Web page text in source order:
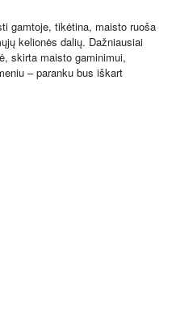
gamtoje, tikėtina, maisto ruoša
kelionės dalių. Dažniausiai
skirta maisto gaminimui,
– paranku bus iškart